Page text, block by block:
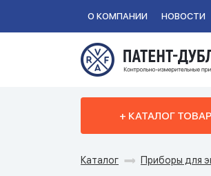
О КОМПАНИИ НОВОСТИ
+ КАТАЛОГ
Каталог Приборы для